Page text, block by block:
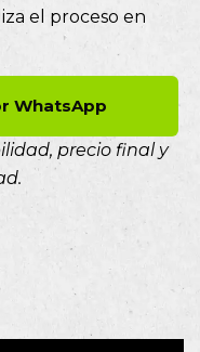
el proceso en
WhatsApp
precio final y